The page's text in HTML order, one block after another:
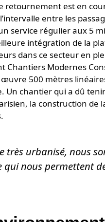
retournement est en
entre les
service régulier aux 5
intégration de la
dans ce secteur en
Chantiers Modernes
500 mètres
Un chantier qui a dû
la construction de
très urbanisé, nous
nous permettent